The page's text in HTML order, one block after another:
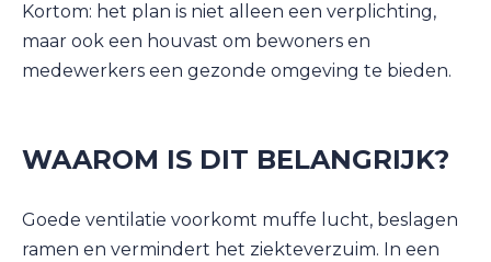
Kortom: het plan is niet alleen een verplichting,
maar ook een houvast om bewoners en
medewerkers een gezonde omgeving te bieden.
WAAROM IS DIT BELANGRIJK?
Goede ventilatie voorkomt muffe lucht, beslagen
ramen en vermindert het ziekteverzuim. In een